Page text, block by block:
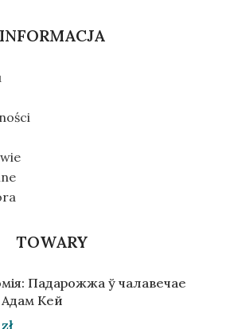
INFORMACJA
TOWARY
Падарожжа ў чалавечае
Кей
zł